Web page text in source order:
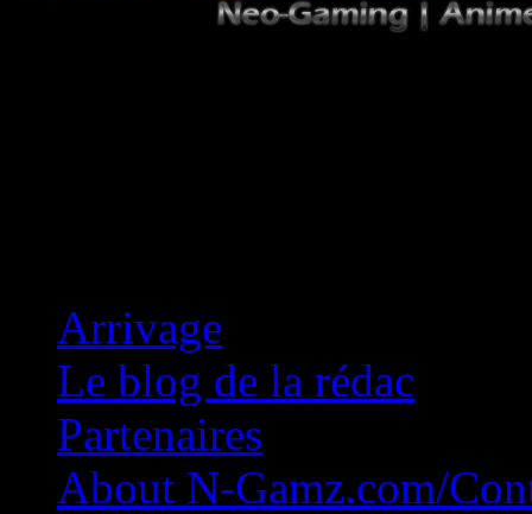
Arrivage
Le blog de la rédac
Partenaires
About N-Gamz.com/